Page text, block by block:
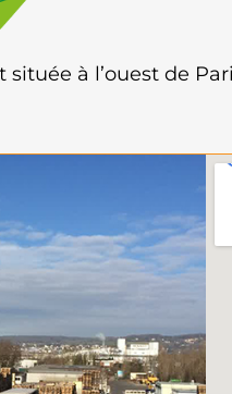
située à l’ouest de